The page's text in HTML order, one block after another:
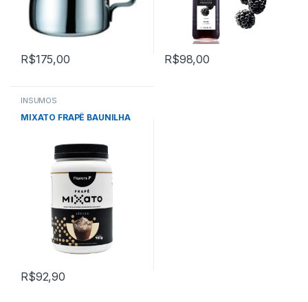
R$175,00 R$98,00
INSUMOS
MIXATO FRAPÊ BAUNILHA
R$92,90